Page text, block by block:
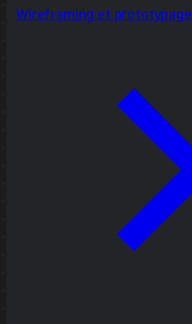
Wireframing et prototypage